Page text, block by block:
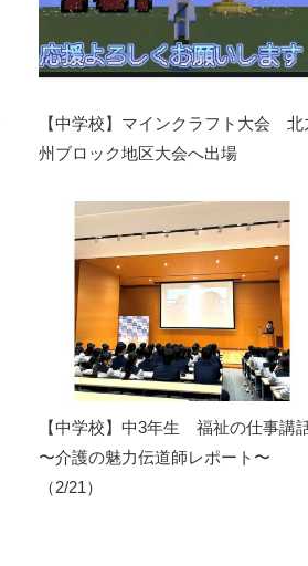
【中学校】マインクラフト大会 北
州ブロック地区大会へ出場
【中学校】中3年生 福祉の仕事講
〜介護の魅力伝道師レポート〜
（2/21）